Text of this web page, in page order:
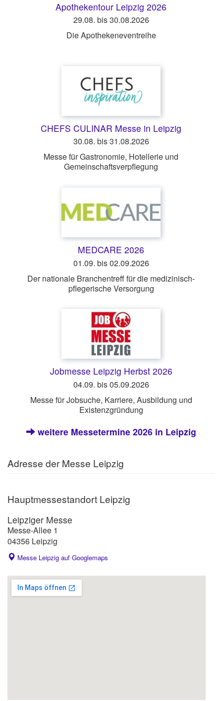
Apothekentour Leipzig 2026
29.08. bis 30.08.2026
Die Apothekeneventreihe
CHEFS CULINAR Messe in Leipzig
30.08. bis 31.08.2026
Messe für Gastronomie, Hotellerie und
Gemeinschaftsverpflegung
MEDCARE 2026
01.09. bis 02.09.2026
Der nationale Branchentreff für die medizinisch-
pflegerische Versorgung
Jobmesse Leipzig Herbst 2026
04.09. bis 05.09.2026
Messe für Jobsuche, Karriere, Ausbildung und
Existenzgründung
weitere Messetermine 2026 in Leipzig
Adresse der Messe Leipzig
Hauptmessestandort Leipzig
Leipziger Messe
Messe-Allee 1
04356 Leipzig
Messe Leipzig auf Googlemaps